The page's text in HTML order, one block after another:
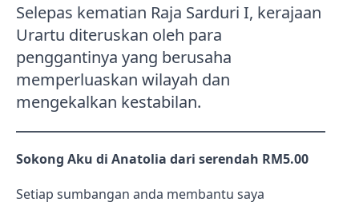
Selepas kematian Raja Sarduri I, kerajaan
Urartu diteruskan oleh para
penggantinya yang berusaha
memperluaskan wilayah dan
mengekalkan kestabilan.
Sokong Aku di Anatolia dari serendah RM5.00
Setiap sumbangan anda membantu saya